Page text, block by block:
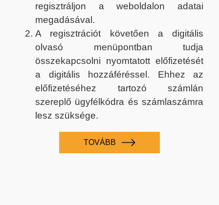
regisztráljon a weboldalon adatai
megadásával.
A regisztrációt követően a digitális
olvasó menüpontban tudja
összekapcsolni nyomtatott előfizetését
a digitális hozzáféréssel. Ehhez az
előfizetéséhez tartozó számlán
szereplő ügyfélkódra és számlaszámra
lesz szüksége.
TOVÁBB